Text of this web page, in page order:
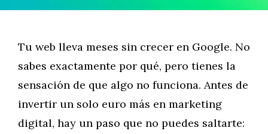
Tu web lleva meses sin crecer en Google. No
sabes exactamente por qué, pero tienes la
sensación de que algo no funciona. Antes de
invertir un solo euro más en marketing
digital, hay un paso que no puedes saltarte: